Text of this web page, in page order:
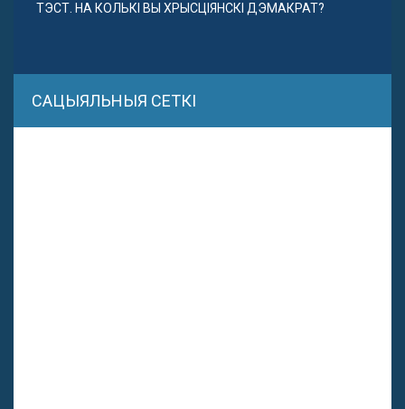
ТЭСТ. НА КОЛЬКІ ВЫ ХРЫСЦІЯНСКІ ДЭМАКРАТ?
САЦЫЯЛЬНЫЯ СЕТКІ